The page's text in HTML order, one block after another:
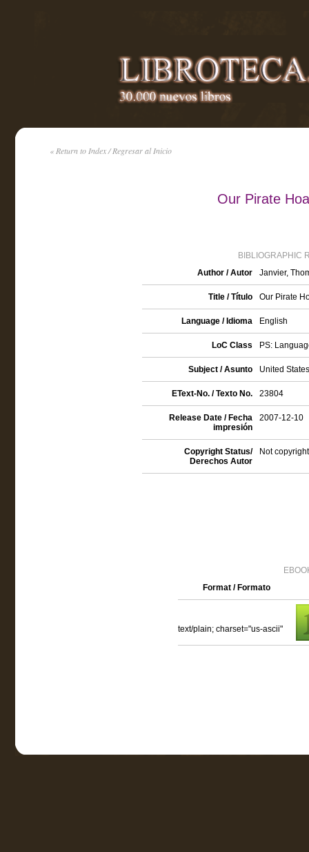
« Return to Index / Regresar al Inicio
Our Pirate
BIBLIOGRAPHIC
Author / Autor
Janvier,
Title / Título Our Pirate
Language / Idioma English
LoC Class PS:
Subject / Asunto United
EText-No. / Texto No. 23804
Release Date / Fecha
impresión
2007-12-10
Copyright Status/
Derechos Autor
Not
Format / Formato
text/plain; charset="us-ascii"